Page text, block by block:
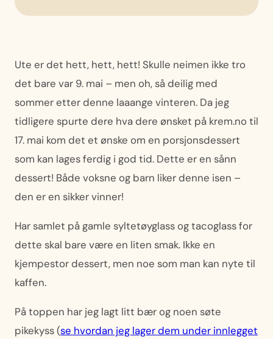
Ute er det hett, hett, hett! Skulle neimen ikke tro
det bare var 9. mai – men oh, så deilig med
sommer etter denne laaange vinteren. Da jeg
tidligere spurte dere hva dere ønsket på krem.no til
17. mai kom det et ønske om en porsjonsdessert
som kan lages ferdig i god tid. Dette er en sånn
dessert! Både voksne og barn liker denne isen –
den er en sikker vinner!
Har samlet på gamle syltetøyglass og tacoglass for
dette skal bare være en liten smak. Ikke en
kjempestor dessert, men noe som man kan nyte til
kaffen.
På toppen har jeg lagt litt bær og noen søte
pikekyss (se hvordan jeg lager dem under innlegget